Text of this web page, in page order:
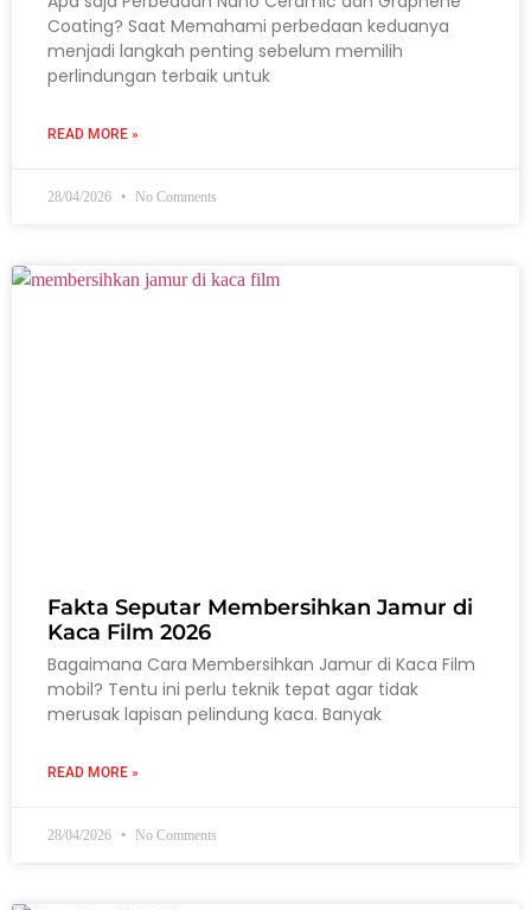
Coating? Saat Memahami perbedaan keduanya
menjadi langkah penting sebelum memilih
perlindungan terbaik untuk
READ MORE »
28/04/2026 No Comments
Fakta Seputar Membersihkan Jamur di
Kaca Film 2026
Bagaimana Cara Membersihkan Jamur di Kaca Film
mobil? Tentu ini perlu teknik tepat agar tidak
merusak lapisan pelindung kaca. Banyak
READ MORE »
28/04/2026 No Comments